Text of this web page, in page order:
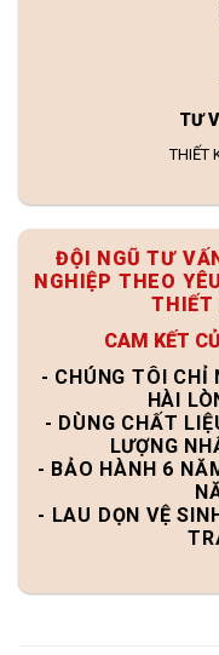
TƯ
THIẾT
ĐỘI NGŨ TƯ
NGHIỆP THEO
THIẾT
CAM KẾT
- CHÚNG TÔI CHỈ
HÀI
- DÙNG CHẤT
LƯỢNG
- BẢO HÀNH 6
- LAU DỌN VỆ